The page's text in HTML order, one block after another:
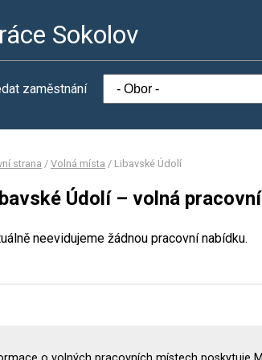
Sokolov
zaměstnání
strana / Volná místa / Libavské Údolí
Údolí – volná
neevidujeme žádnou pracovní nabídku.